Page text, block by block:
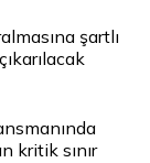
şartlı
kritik sınır